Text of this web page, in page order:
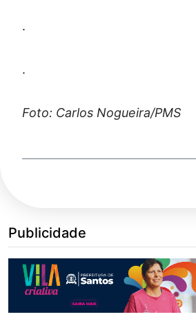
.
.
Foto: Carlos Nogueira/PMS
Publicidade